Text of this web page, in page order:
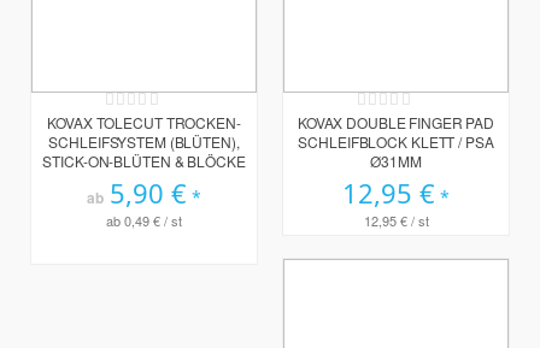
Rating:
0%
KOVAX TOLECUT TROCKEN-
SCHLEIFSYSTEM (BLÜTEN),
STICK-ON-BLÜTEN & BLÖCKE
ab 5,90 €
ab0,49 €/ st
Rating:
0%
KOVAX DOUBLE FINGER PAD
SCHLEIFBLOCK KLETT / PSA
Ø31MM
12,95 €
12,95 €/ st